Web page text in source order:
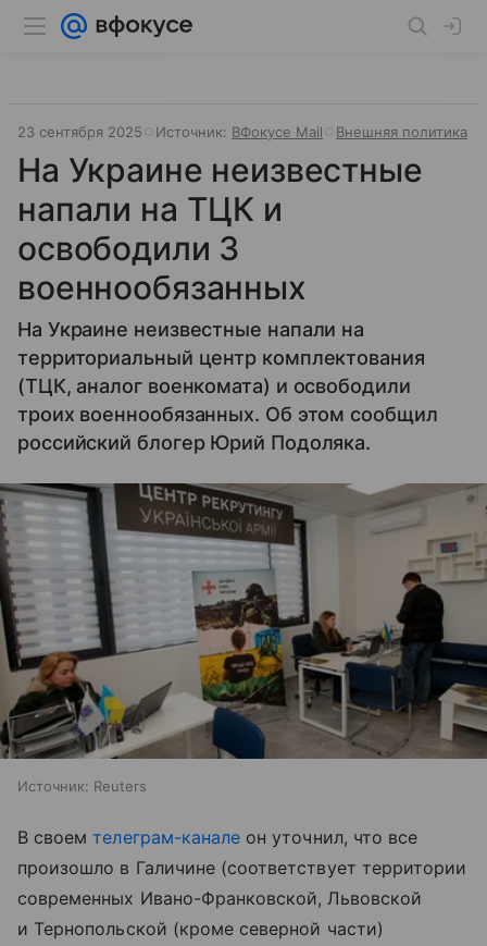
23 сентября 2025 Источник: ВФокусе Mail Внешняя политика
На Украине неизвестные
напали на ТЦК и
освободили 3
военнообязанных
На Украине неизвестные напали на
территориальный центр комплектования
(ТЦК, аналог военкомата) и освободили
троих военнообязанных. Об этом сообщил
российский блогер Юрий Подоляка.
Источник: Reuters
В своемтелеграм-канале он уточнил, что все
произошло в Галичине (соответствует территории
современных Ивано-Франковской, Львовской
и Тернопольской (кроме северной части)